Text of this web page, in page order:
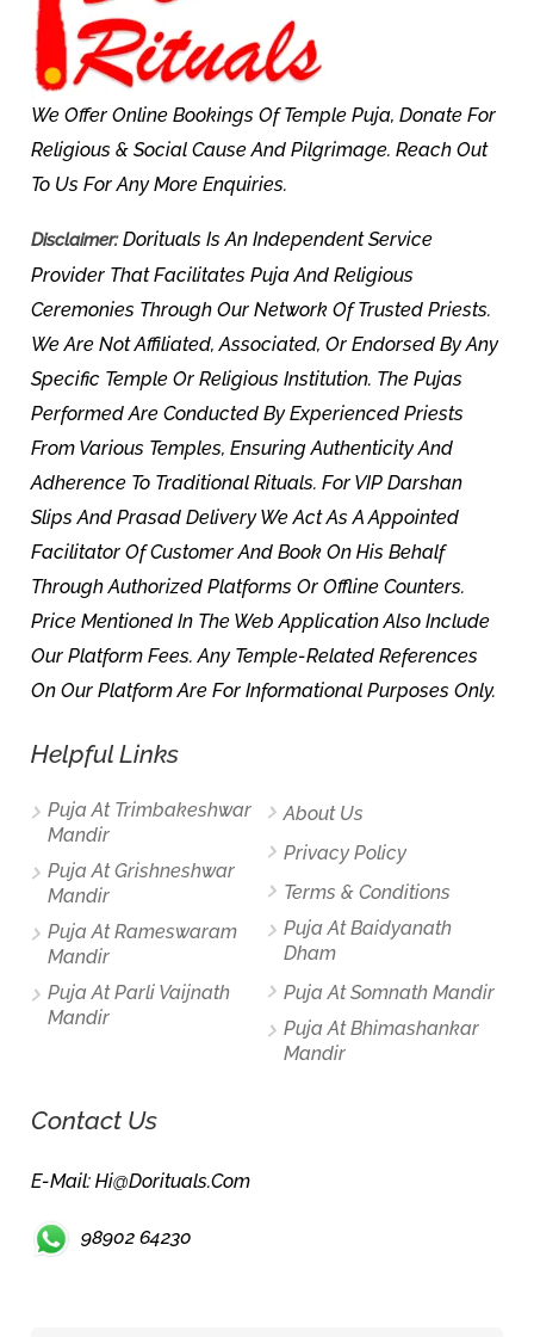
We Offer Online Bookings Of Temple Puja, Donate For
Religious & Social Cause And Pilgrimage. Reach Out
To Us For Any More Enquiries.
Disclaimer:Dorituals Is An Independent Service
Provider That Facilitates Puja And Religious
Ceremonies Through Our Network Of Trusted Priests.
We Are Not Affiliated, Associated, Or Endorsed By Any
Specific Temple Or Religious Institution. The Pujas
Performed Are Conducted By Experienced Priests
From Various Temples, Ensuring Authenticity And
Adherence To Traditional Rituals. For VIP Darshan
Slips And Prasad Delivery We Act As A Appointed
Facilitator Of Customer And Book On His Behalf
Through Authorized Platforms Or Offline Counters.
Price Mentioned In The Web Application Also Include
Our Platform Fees. Any Temple-Related References
On Our Platform Are For Informational Purposes Only.
Helpful Links
Puja At Trimbakeshwar
Mandir
Puja At Grishneshwar
Mandir
Puja At Rameswaram
Mandir
Puja At Parli Vaijnath
Mandir
About Us
Privacy Policy
Terms & Conditions
Puja At Baidyanath
Dham
Puja At Somnath Mandir
Puja At Bhimashankar
Mandir
Contact Us
E-Mail: Hi@dorituals.com
98902 64230